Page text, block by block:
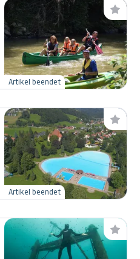
Artikel beendet
Artikel beendet